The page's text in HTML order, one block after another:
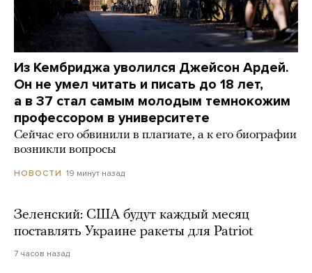
Из Кембриджа уволился Джейсон Ардей.
Он не умел читать и писать до 18 лет,
а в 37 стал самым молодым темнокожим
профессором в университете
Сейчас его обвинили в плагиате, а к его биографии
возникли вопросы
НОВОСТИ 19 минут назад
Зеленский: США будут каждый месяц
поставлять Украине ракеты для Patriot
7 часов назад